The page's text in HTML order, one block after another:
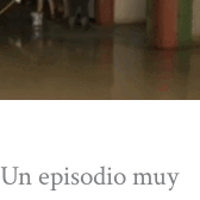
episodio muy